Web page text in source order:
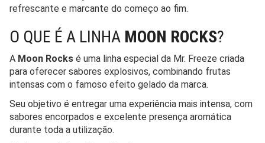
refrescante e marcante do começo ao fim.
O QUE É A LINHA MOON ROCKS?
A Moon Rocks é uma linha especial da Mr. Freeze criada
para oferecer sabores explosivos, combinando frutas
intensas com o famoso efeito gelado da marca.
Seu objetivo é entregar uma experiência mais intensa, com
sabores encorpados e excelente presença aromática
durante toda a utilização.